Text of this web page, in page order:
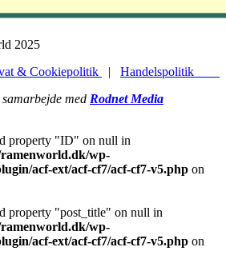
2025
& Cookiepolitik
| Handelspolitik
med Rodnet Media
property "ID" on null in
wp-
acf-ext/acf-cf7/acf-cf7-v5.php on
property "post_title" on null in
wp-
acf-ext/acf-cf7/acf-cf7-v5.php on